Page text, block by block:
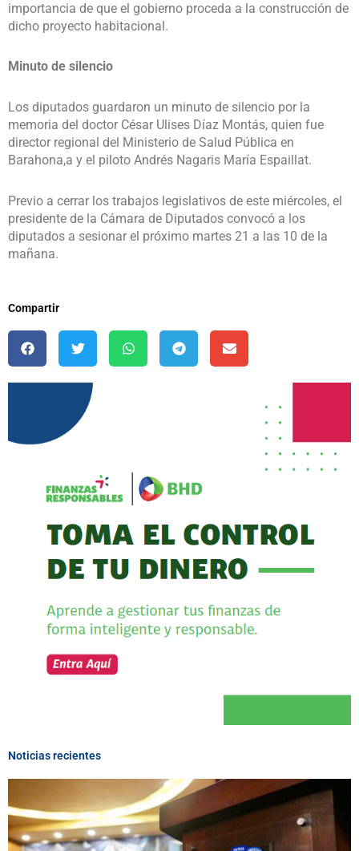
importancia de que el gobierno proceda a la construcción de
dicho proyecto habitacional.
Minuto de silencio
Los diputados guardaron un minuto de silencio por la
memoria del doctor César Ulises Díaz Montás, quien fue
director regional del Ministerio de Salud Pública en
Barahona,a y el piloto Andrés Nagaris María Espaillat.
Previo a cerrar los trabajos legislativos de este miércoles, el
presidente de la Cámara de Diputados convocó a los
diputados a sesionar el próximo martes 21 a las 10 de la
mañana.
Compartir
Noticias recientes